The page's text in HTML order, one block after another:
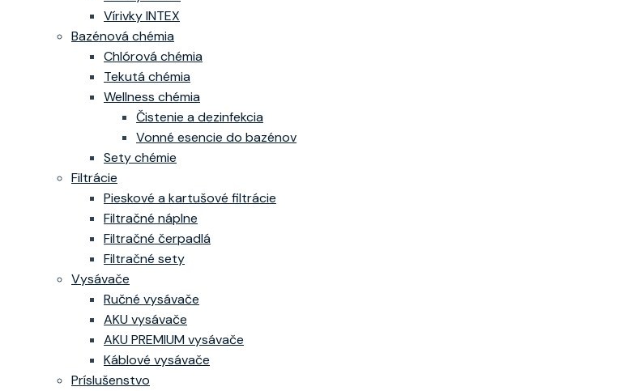
Vírivky INTEX
Bazénová chémia
Chlórová chémia
Tekutá chémia
Wellness chémia
Čistenie a dezinfekcia
Vonné esencie do bazénov
Sety chémie
Filtrácie
Pieskové a kartušové filtrácie
Filtračné náplne
Filtračné čerpadlá
Filtračné sety
Vysávače
Ručné vysávače
AKU vysávače
AKU PREMIUM vysávače
Káblové vysávače
Príslušenstvo